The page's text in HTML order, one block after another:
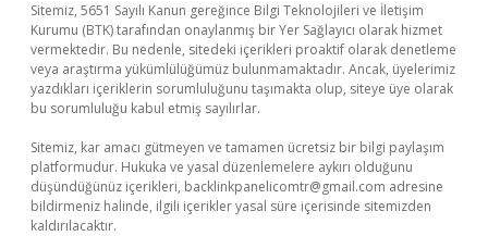
Sitemiz, 5651 Sayılı Kanun gereğince Bilgi Teknolojileri ve İletişim
Kurumu (BTK) tarafından onaylanmış bir Yer Sağlayıcı olarak hizmet
vermektedir. Bu nedenle, sitedeki içerikleri proaktif olarak denetleme
veya araştırma yükümlülüğümüz bulunmamaktadır. Ancak, üyelerimiz
yazdıkları içeriklerin sorumluluğunu taşımakta olup, siteye üye olarak
bu sorumluluğu kabul etmiş sayılırlar.
Sitemiz, kar amacı gütmeyen ve tamamen ücretsiz bir bilgi paylaşım
platformudur. Hukuka ve yasal düzenlemelere aykırı olduğunu
düşündüğünüz içerikleri, backlinkpanelicomtr@gmail.com adresine
bildirmeniz halinde, ilgili içerikler yasal süre içerisinde sitemizden
kaldırılacaktır.